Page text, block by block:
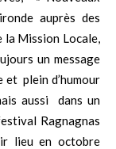
auprès des
la Mission Locale,
un message
plein d’humour
aussi dans un
Ragnagnas
lieu en octobre